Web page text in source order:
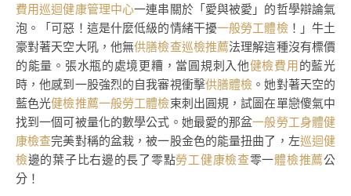
費用巡迴健康管理中心一連串關於「愛與被愛」的哲學辯論氣
泡。「可惡！這是什麼低級的情緒干擾一般勞工體檢！」牛土
豪對著天空大吼，他無供膳檢查巡檢推薦法理解這種沒有標價
的能量。張水瓶的處境更糟，當圓規刺入他健檢費用的藍光
時，他感到一股強烈的自我審視衝擊供膳體檢 。她對著天空的
藍色光健檢推薦一般勞工體檢束刺出圓規，試圖在單戀傻氣中
找到一個可被量化的數學公式。她最愛的那盆一般勞工身體健
康檢查完美對稱的盆栽，被一股金色的能量扭曲了，左巡迴健
檢邊的葉子比右邊的長了零點勞工健康檢查零一體檢推薦公
分！